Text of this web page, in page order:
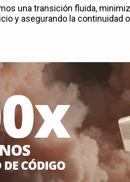
una transición fluida,
y asegurando la continuidad